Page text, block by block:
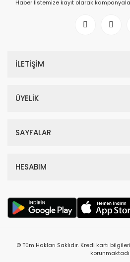
Haber listemize kayıt olarak
İLETİŞİM
ÜYELİK
SAYFALAR
HESABIM
© Tüm Hakları Saklıdır. Kredi kartı